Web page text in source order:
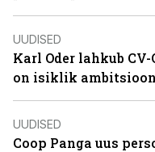
UUDISED
Karl Oder lahkub
on isiklik ambitsioon
UUDISED
Coop Panga uus